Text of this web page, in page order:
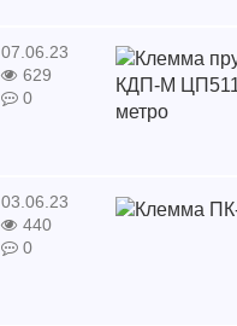
07.06.23
629
0
03.06.23
440
0